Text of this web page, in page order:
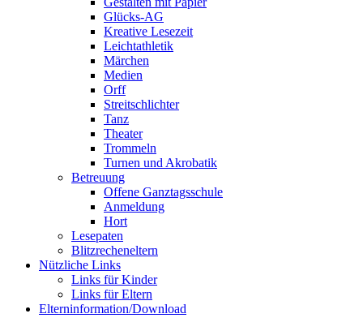
Glücks-AG
Kreative Lesezeit
Leichtathletik
Märchen
Medien
Orff
Streitschlichter
Tanz
Theater
Trommeln
Turnen und Akrobatik
Betreuung
Offene Ganztagsschule
Anmeldung
Hort
Lesepaten
Blitzrecheneltern
Nützliche Links
Links für Kinder
Links für Eltern
Elterninformation/Download